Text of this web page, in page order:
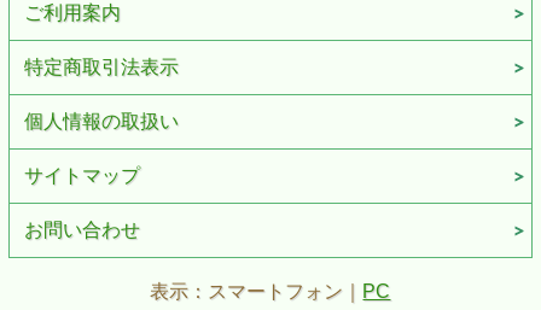
ご利用案内
特定商取引法表示
個人情報の取扱い
サイトマップ
お問い合わせ
表示：スマートフォン｜ PC